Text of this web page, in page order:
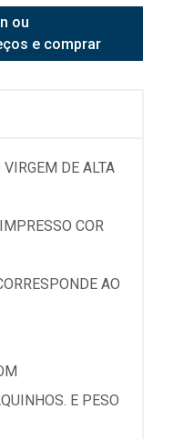
ou
e comprar
DE ALTA
COR
AO
E PESO